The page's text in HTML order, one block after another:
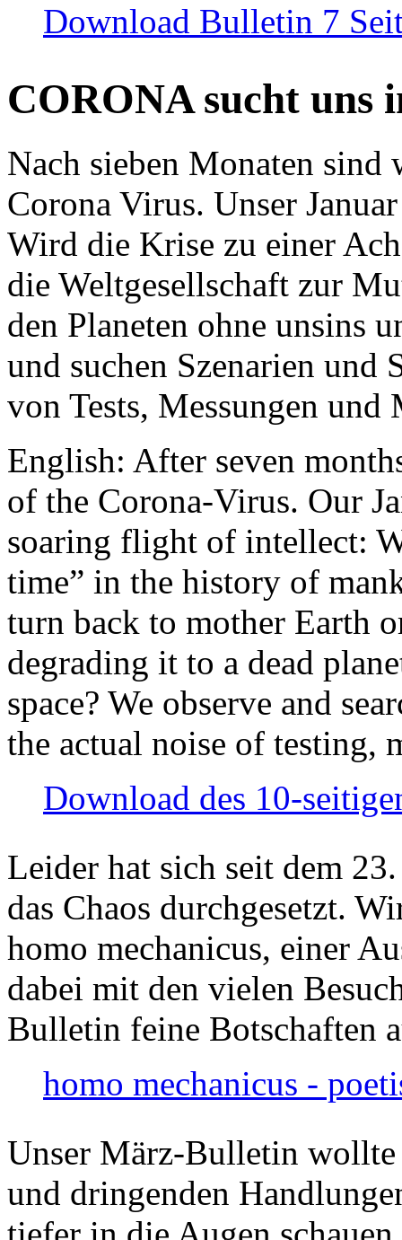
Download Bulletin 7
CORONA sucht uns
Nach sieben Monaten
Corona Virus. Unser
Wird die Krise zu einer
die Weltgesellschaft zur
den Planeten ohne unsins
und suchen Szenarien und
von Tests, Messungen und
English: After seven
of the Corona-Virus. Our
soaring flight of intellect:
time” in the history of
turn back to mother Earth
degrading it to a dead
space? We observe and
the actual noise of testing,
Download des 10-
Leider hat sich seit dem
das Chaos durchgesetzt.
homo mechanicus, einer
dabei mit den vielen
Bulletin feine Botschaften
homo mechanicus -
Unser März-Bulletin
und dringenden